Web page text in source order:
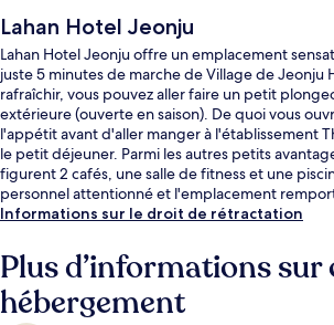
Lahan Hotel Jeonju
Lahan Hotel Jeonju offre un emplacement
juste 5 minutes de marche de Village de Jeonju
rafraîchir, vous pouvez aller faire un petit
extérieure (ouverte en saison). De quoi vous
l'appétit avant d'aller manger à l'établissement
le petit déjeuner. Parmi les autres petits
figurent 2 cafés, une salle de fitness et une
personnel attentionné et l'emplacement
auprès des autres voyageurs.
Informations sur le droit de rétractation
Plus d’informations sur
hébergement